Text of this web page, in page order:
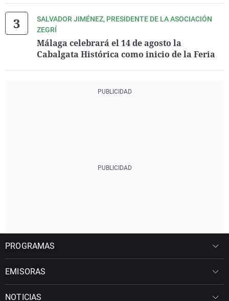
SALVADOR JIMÉNEZ, PRESIDENTE DE LA ASOCIACIÓN
ZEGRÍ
Málaga celebrará el 14 de agosto la
Cabalgata Histórica como inicio de la Feria
PROGRAMAS
EMISORAS
NOTICIAS